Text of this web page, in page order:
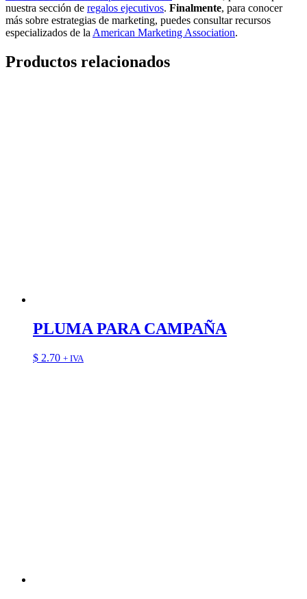
nuestra sección de regalos ejecutivos. Finalmente, para conocer
más sobre estrategias de marketing, puedes consultar recursos
especializados de la American Marketing Association.
Productos relacionados
PLUMA PARA CAMPAÑA
$ 2.70 + IVA